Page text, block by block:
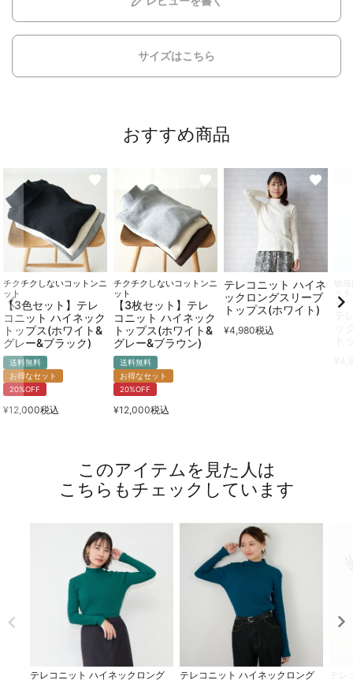
サイズはこちら
おすすめ商品
チクチクしないコットンニ
ット
【3色セット】テレ
コニット ハイネック
トップス(ホワイト&
グレー&ブラック)
送料無料
お得なセット
20%OFF
¥12,000税込
チクチクしないコットンニ
ット
【3枚セット】テレ
コニット ハイネック
トップス(ホワイト&
グレー&ブラウン)
送料無料
お得なセット
20%OFF
¥12,000税込
テレコニット ハイネ
ックロングスリーブ
トップス(ホワイト)
¥4,980税込
ク
ト
このアイテムを見た人は
こちらもチェックしています
テレコニット ハイネックロング
テレコニット ハイネックロング